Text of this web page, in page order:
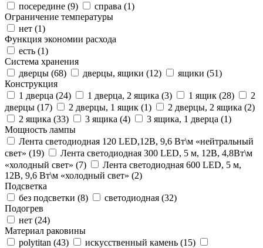
посередине (9) справа (1)
Ограничение температуры
нет (1)
Функция экономии расхода
есть (1)
Система хранения
дверцы (68) дверцы, ящики (12) ящики (51)
Конструкция
1 дверца (24) 1 дверца, 2 ящика (3) 1 ящик (28)
2
дверцы (17) 2 дверцы, 1 ящик (1) 2 дверцы, 2 ящика (2)
2 ящика (33) 3 ящика (4) 3 ящика, 1 дверца (1)
Мощность лампы
Лента светодиодная 120 LED,12В, 9,6 Вт\м «нейтральный
свет» (19)
Лента светодиодная 300 LED, 5 м, 12В, 4,8Вт\м
«холодный свет» (7)
Лента светодиодная 600 LED, 5 м,
12В, 9,6 Вт\м «холодный свет» (2)
Подсветка
без подсветки (8) светодиодная (32)
Подогрев
нет (24)
Материал раковины
polytitan (43) искусственный камень (15)